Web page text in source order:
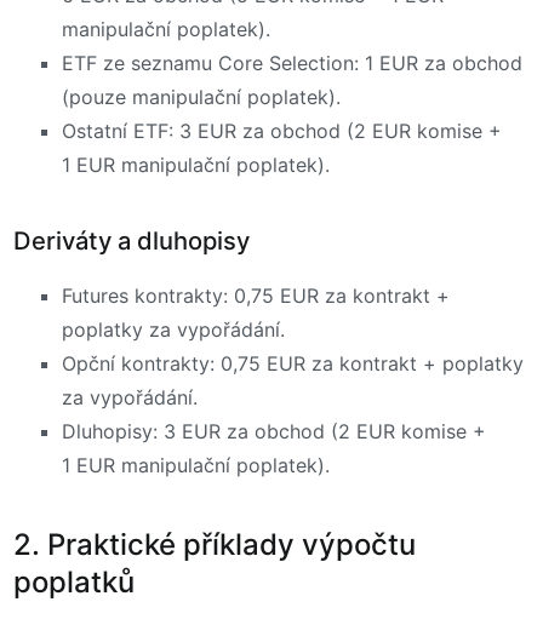
manipulační poplatek).
ETF ze seznamu Core Selection: 1 EUR za obchod
(pouze manipulační poplatek).
Ostatní ETF: 3 EUR za obchod (2 EUR komise +
1 EUR manipulační poplatek).
Deriváty a dluhopisy
Futures kontrakty: 0,75 EUR za kontrakt +
poplatky za vypořádání.
Opční kontrakty: 0,75 EUR za kontrakt + poplatky
za vypořádání.
Dluhopisy: 3 EUR za obchod (2 EUR komise +
1 EUR manipulační poplatek).
2. Praktické příklady výpočtu
poplatků